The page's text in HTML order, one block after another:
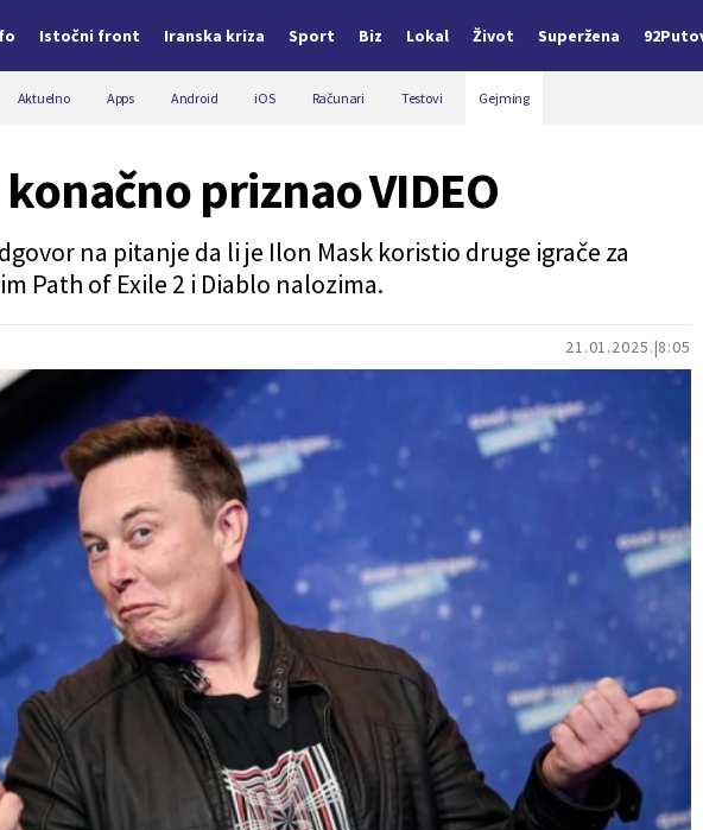
Istočni front Iranska kriza Sport Biz Lokal Život Superžena
Aktuelno Apps Android iOS Računari Testovi Gejming
21.01.2025. 8:05
priznao VIDEO
na pitanje da li je Ilon Mask koristio druge igrače za
Path of Exile 2 i Diablo nalozima.